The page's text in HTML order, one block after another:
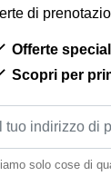
di
Offerte
Scopri per
solo cose di